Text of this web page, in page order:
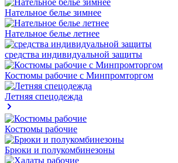
Нательное белье зимнее
Нательное белье летнее
средства индивидуальной защиты
Костюмы рабочие с Минпромторгом
Летняя спецодежда
Костюмы рабочие
Брюки и полукомбинезоны